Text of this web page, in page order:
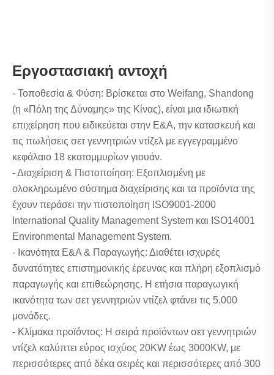
Εργοστασιακή αντοχή
- Τοποθεσία & Φύση: Βρίσκεται στο Weifang, Shandong
(η «Πόλη της Δύναμης» της Κίνας), είναι μια ιδιωτική
επιχείρηση που ειδικεύεται στην Ε&Α, την κατασκευή και
τις πωλήσεις σετ γεννητριών ντίζελ με εγγεγραμμένο
κεφάλαιο 18 εκατομμυρίων γιουάν.
- Διαχείριση & Πιστοποίηση: Εξοπλισμένη με
ολοκληρωμένο σύστημα διαχείρισης και τα προϊόντα της
έχουν περάσει την πιστοποίηση ISO9001-2000
International Quality Management System και ISO14001
Environmental Management System.
- Ικανότητα Ε&Α & Παραγωγής: Διαθέτει ισχυρές
δυνατότητες επιστημονικής έρευνας και πλήρη εξοπλισμό
παραγωγής και επιθεώρησης. Η ετήσια παραγωγική
ικανότητα των σετ γεννητριών ντίζελ φτάνει τις 5.000
μονάδες.
- Κλίμακα προϊόντος: Η σειρά προϊόντων σετ γεννητριών
ντίζελ καλύπτει εύρος ισχύος 20KW έως 3000KW, με
περισσότερες από δέκα σειρές και περισσότερες από 300